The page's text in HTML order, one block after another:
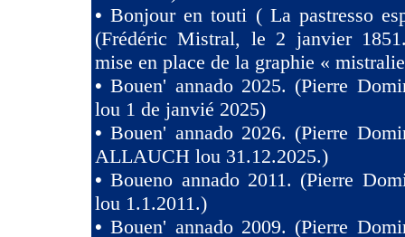
•Bonjour en touti ( La pastresso
(Frédéric Mistral, le 2 janvier
mise en place de la graphie «
•Bouen' annado 2025. (Pierre
lou 1 de janvié 2025)
•Bouen' annado 2026. (Pierre
ALLAUCH lou 31.12.2025.)
•Boueno annado 2011. (Pierre
lou 1.1.2011.)
•Bouen' annado 2009. (Pierre